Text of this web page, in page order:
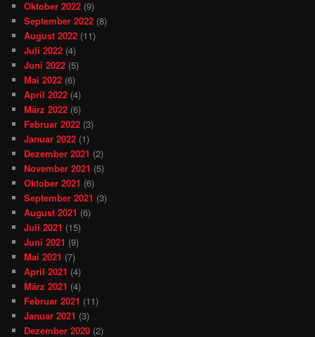
Oktober 2022 (9)
September 2022 (8)
August 2022 (11)
Juli 2022 (4)
Juni 2022 (5)
Mai 2022 (6)
April 2022 (4)
März 2022 (6)
Februar 2022 (3)
Januar 2022 (1)
Dezember 2021 (2)
November 2021 (5)
Oktober 2021 (6)
September 2021 (3)
August 2021 (6)
Juli 2021 (15)
Juni 2021 (9)
Mai 2021 (7)
April 2021 (4)
März 2021 (4)
Februar 2021 (11)
Januar 2021 (3)
Dezember 2020 (2)